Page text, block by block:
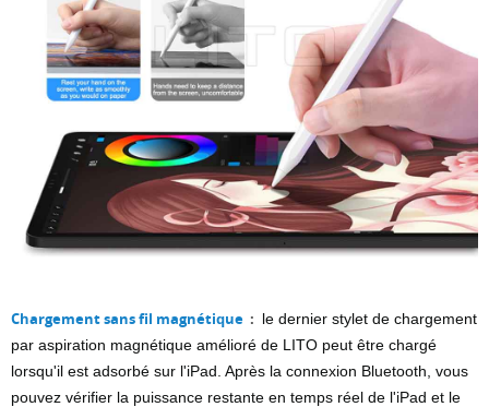
Chargement sans fil magnétique : le dernier stylet de chargement
par aspiration magnétique amélioré de LITO peut être chargé
lorsqu'il est adsorbé sur l'iPad. Après la connexion Bluetooth, vous
pouvez vérifier la puissance restante en temps réel de l'iPad et le